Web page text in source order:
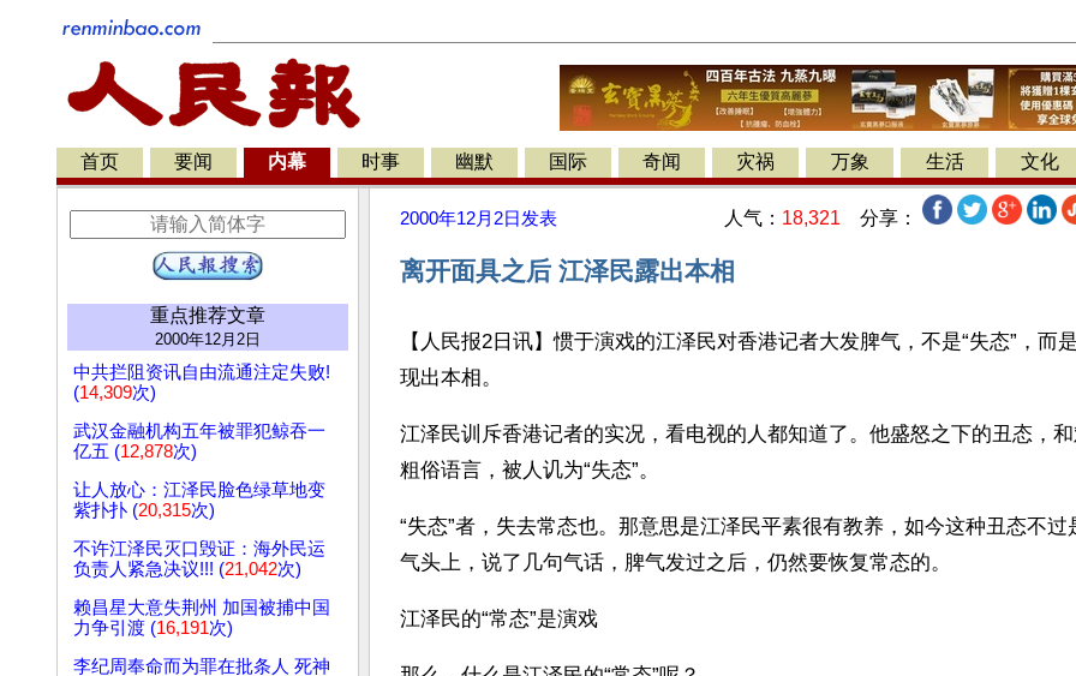
首页 要闻 内幕 时事 幽默 国际 奇闻 灾祸 万象 生活 文化
重点推荐文章
2000年12月2日
中共拦阻资讯自由流通注定失败!
(14,309次)
武汉金融机构五年被罪犯鲸吞一
亿五 (12,878次)
让人放心：江泽民脸色绿草地变
紫扑扑 (20,315次)
不许江泽民灭口毁证：海外民运
负责人紧急决议!!! (21,042次)
赖昌星大意失荆州 加国被捕中国
力争引渡 (16,191次)
李纪周奉命而为罪在批条人 死神
2000年12月2日 发表 人气： 18,321 分享：
离开面具之后 江泽民露出本相
【人民报2日讯】惯于演戏的江泽民对香港记者大发脾气，不是“失态”，而
现出本相。
江泽民训斥香港记者的实况，看电视的人都知道了。他盛怒之下的丑态，
粗俗语言，被人讥为“失态”。
“失态”者，失去常态也。那意思是江泽民平素很有教养，如今这种丑态不过
气头上，说了几句气话，脾气发过之后，仍然要恢复常态的。
江泽民的“常态”是演戏